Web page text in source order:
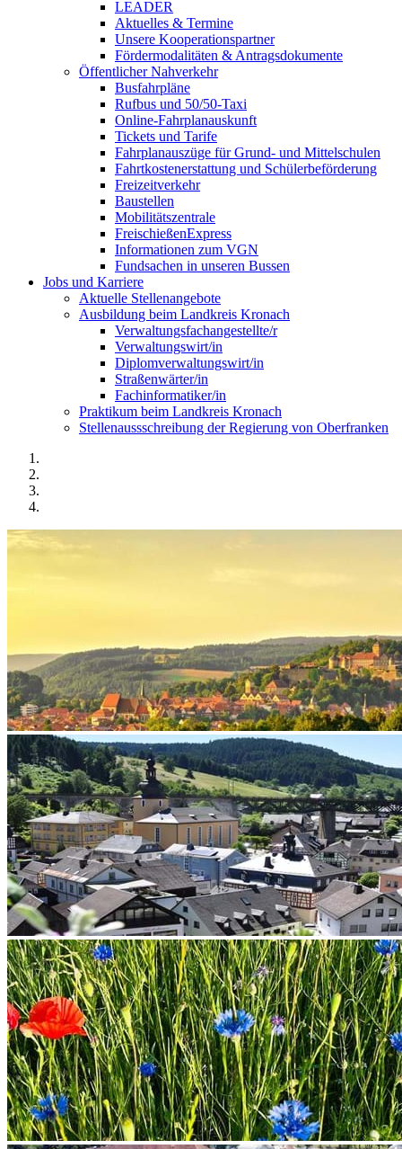
LEADER
Aktuelles & Termine
Unsere Kooperationspartner
Fördermodalitäten & Antragsdokumente
Öffentlicher Nahverkehr
Busfahrpläne
Rufbus und 50/50-Taxi
Online-Fahrplanauskunft
Tickets und Tarife
Fahrplanauszüge für Grund- und Mittelschulen
Fahrtkostenerstattung und Schülerbeförderung
Freizeitverkehr
Baustellen
Mobilitätszentrale
FreischießenExpress
Informationen zum VGN
Fundsachen in unseren Bussen
Jobs und Karriere
Aktuelle Stellenangebote
Ausbildung beim Landkreis Kronach
Verwaltungsfachangestellte/r
Verwaltungswirt/in
Diplomverwaltungswirt/in
Straßenwärter/in
Fachinformatiker/in
Praktikum beim Landkreis Kronach
Stellenaussschreibung der Regierung von Oberfranken